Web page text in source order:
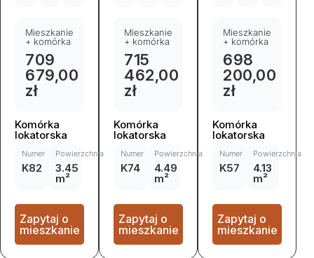
Mieszkanie
+ komórka
709
679,00
zł
Komórka
lokatorska
Numer
K82
Powierzchnia
3.45
m²
Zapytaj o
mieszkanie
Mieszkanie
+ komórka
715
462,00
zł
Komórka
lokatorska
Numer
K74
Powierzchnia
4.49
m²
Zapytaj o
mieszkanie
Mieszkanie
+ komórka
698
200,00
zł
Komórka
lokatorska
Numer
K57
Powierzchnia
4.13
m²
Zapytaj o
mieszkanie